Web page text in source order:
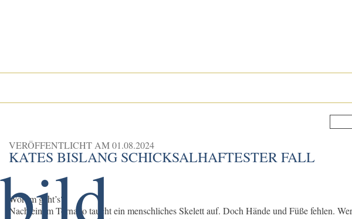
VERÖFFENTLICHT AM01.08.2024
KATES BISLANG SCHICKSALHAFTESTER FALL
Worum geht’s?
Nach einem Tornado taucht ein menschliches Skelett auf. Doch Hände und Füße fehlen.